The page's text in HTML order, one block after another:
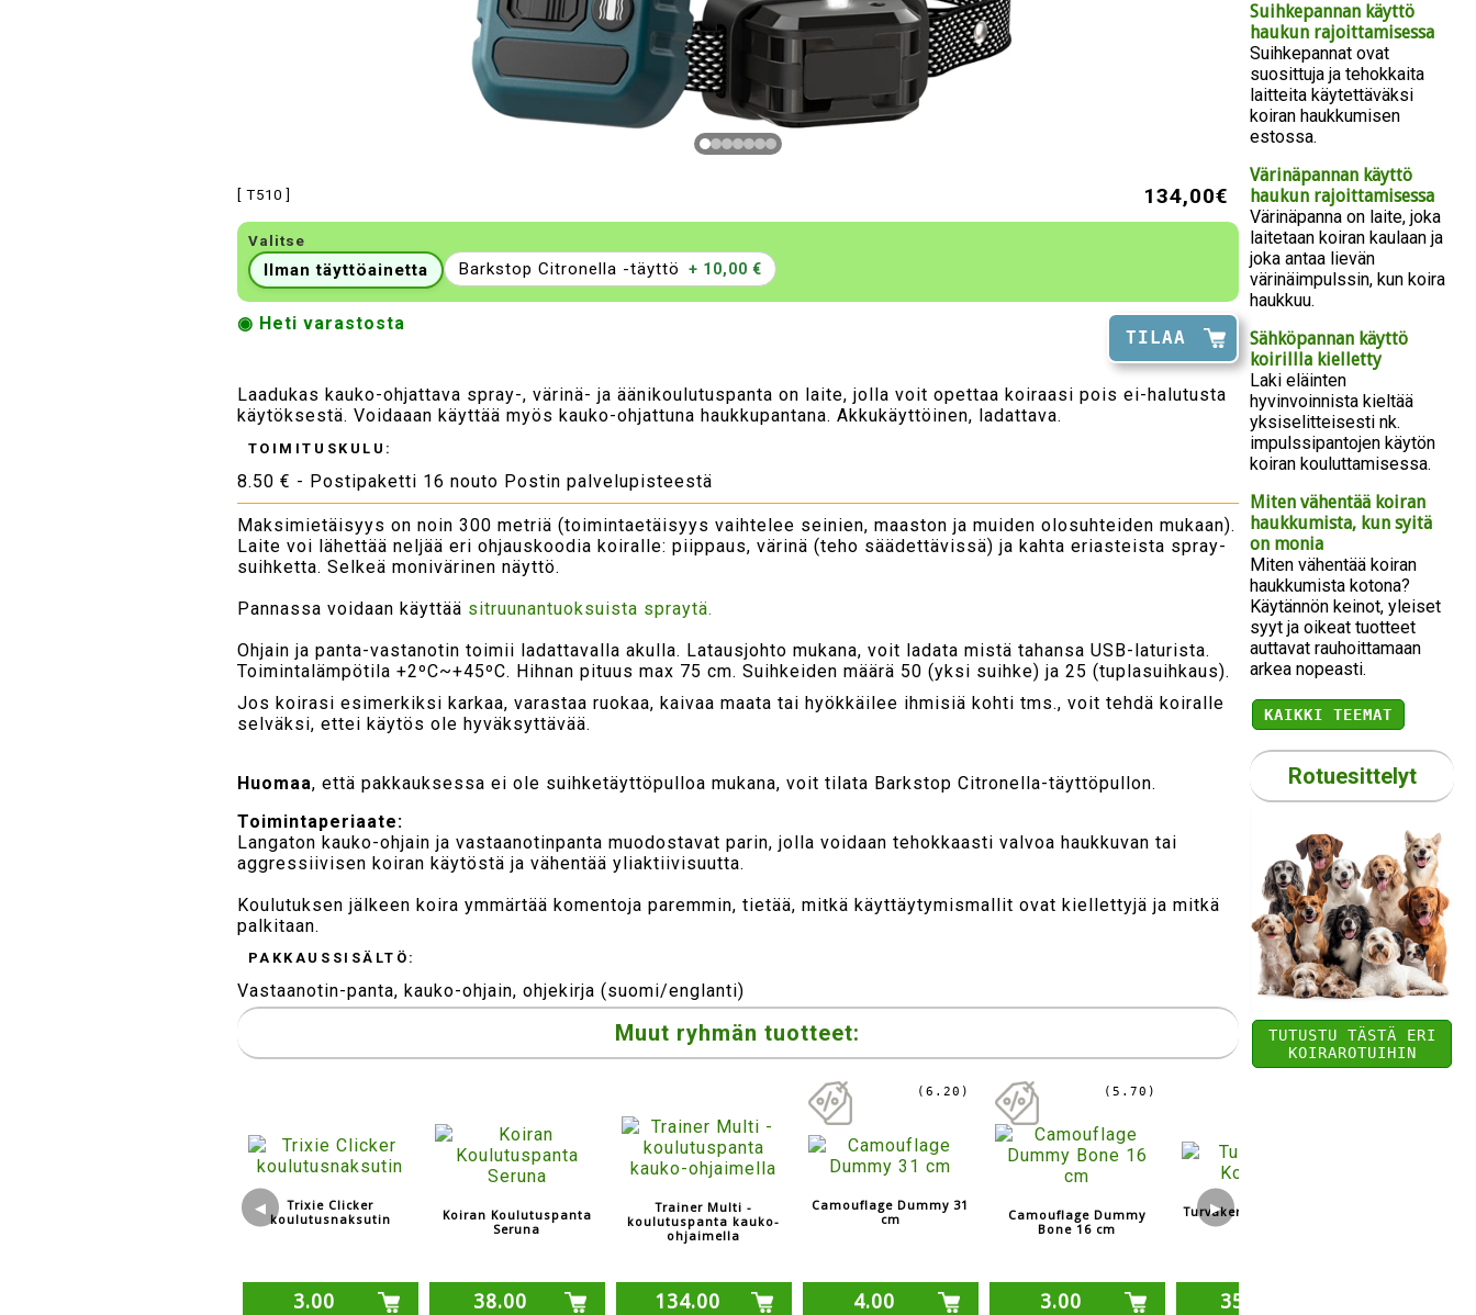
[ T510 ] 134,00€
Valitse
Ilman täyttöainetta Barkstop Citronella -täyttö + 10,00 €
TILAA
◉ Heti varastosta
Laadukas kauko-ohjattava spray-, värinä- ja äänikoulutuspanta on laite, jolla voit opettaa koiraasi pois ei-halutusta
käytöksestä. Voidaaan käyttää myös kauko-ohjattuna haukkupantana. Akkukäyttöinen, ladattava.
TOIMITUSKULU:
8.50 € - Postipaketti 16 nouto Postin palvelupisteestä
Maksimietäisyys on noin 300 metriä (toimintaetäisyys vaihtelee seinien, maaston ja muiden olosuhteiden mukaan).
Laite voi lähettää neljää eri ohjauskoodia koiralle: piippaus, värinä (teho säädettävissä) ja kahta eriasteista spray-
suihketta. Selkeä monivärinen näyttö.
Pannassa voidaan käyttää sitruunantuoksuista spraytä.
Ohjain ja panta-vastanotin toimii ladattavalla akulla. Latausjohto mukana, voit ladata mistä tahansa USB-laturista.
Toimintalämpötila +2ºC~+45ºC. Hihnan pituus max 75 cm. Suihkeiden määrä 50 (yksi suihke) ja 25 (tuplasuihkaus).
Jos koirasi esimerkiksi karkaa, varastaa ruokaa, kaivaa maata tai hyökkäilee ihmisiä kohti tms., voit tehdä koiralle
selväksi, ettei käytös ole hyväksyttävää.
Huomaa, että pakkauksessa ei ole suihketäyttöpulloa mukana, voit tilata Barkstop Citronella-täyttöpullon.
Toimintaperiaate:
Langaton kauko-ohjain ja vastaanotinpanta muodostavat parin, jolla voidaan tehokkaasti valvoa haukkuvan tai
aggressiivisen koiran käytöstä ja vähentää yliaktiivisuutta.
Koulutuksen jälkeen koira ymmärtää komentoja paremmin, tietää, mitkä käyttäytymismallit ovat kiellettyjä ja mitkä
palkitaan.
PAKKAUSSISÄLTÖ:
Vastaanotin-panta, kauko-ohjain, ohjekirja (suomi/englanti)
Muut ryhmän tuotteet:
◀
Trixie Clicker
koulutusnaksutin
3.00
Koiran Koulutuspanta
Seruna
38.00
Trainer Multi -
koulutuspanta kauko-
ohjaimella
134.00
(6.20)
Camouflage Dummy 31
cm
4.00
(5.70)
Camouflage Dummy
Bone 16 cm
3.00
Turvakerroin Koiraturva
35.20
▶
Suihkepannan käyttö
haukun rajoittamisessa
Suihkepannat ovat
suosittuja ja tehokkaita
laitteita käytettäväksi
koiran haukkumisen
estossa.
Värinäpannan käyttö
haukun rajoittamisessa
Värinäpanna on laite, joka
laitetaan koiran kaulaan ja
joka antaa lievän
värinäimpulssin, kun koira
haukkuu.
Sähköpannan käyttö
koirillla kielletty
Laki eläinten
hyvinvoinnista kieltää
yksiselitteisesti nk.
impulssipantojen käytön
koiran kouluttamisessa.
Miten vähentää koiran
haukkumista, kun syitä
on monia
Miten vähentää koiran
haukkumista kotona?
Käytännön keinot, yleiset
syyt ja oikeat tuotteet
auttavat rauhoittamaan
arkea nopeasti.
KAIKKI TEEMAT
Rotuesittelyt
TUTUSTU TÄSTÄ ERI
KOIRAROTUIHIN